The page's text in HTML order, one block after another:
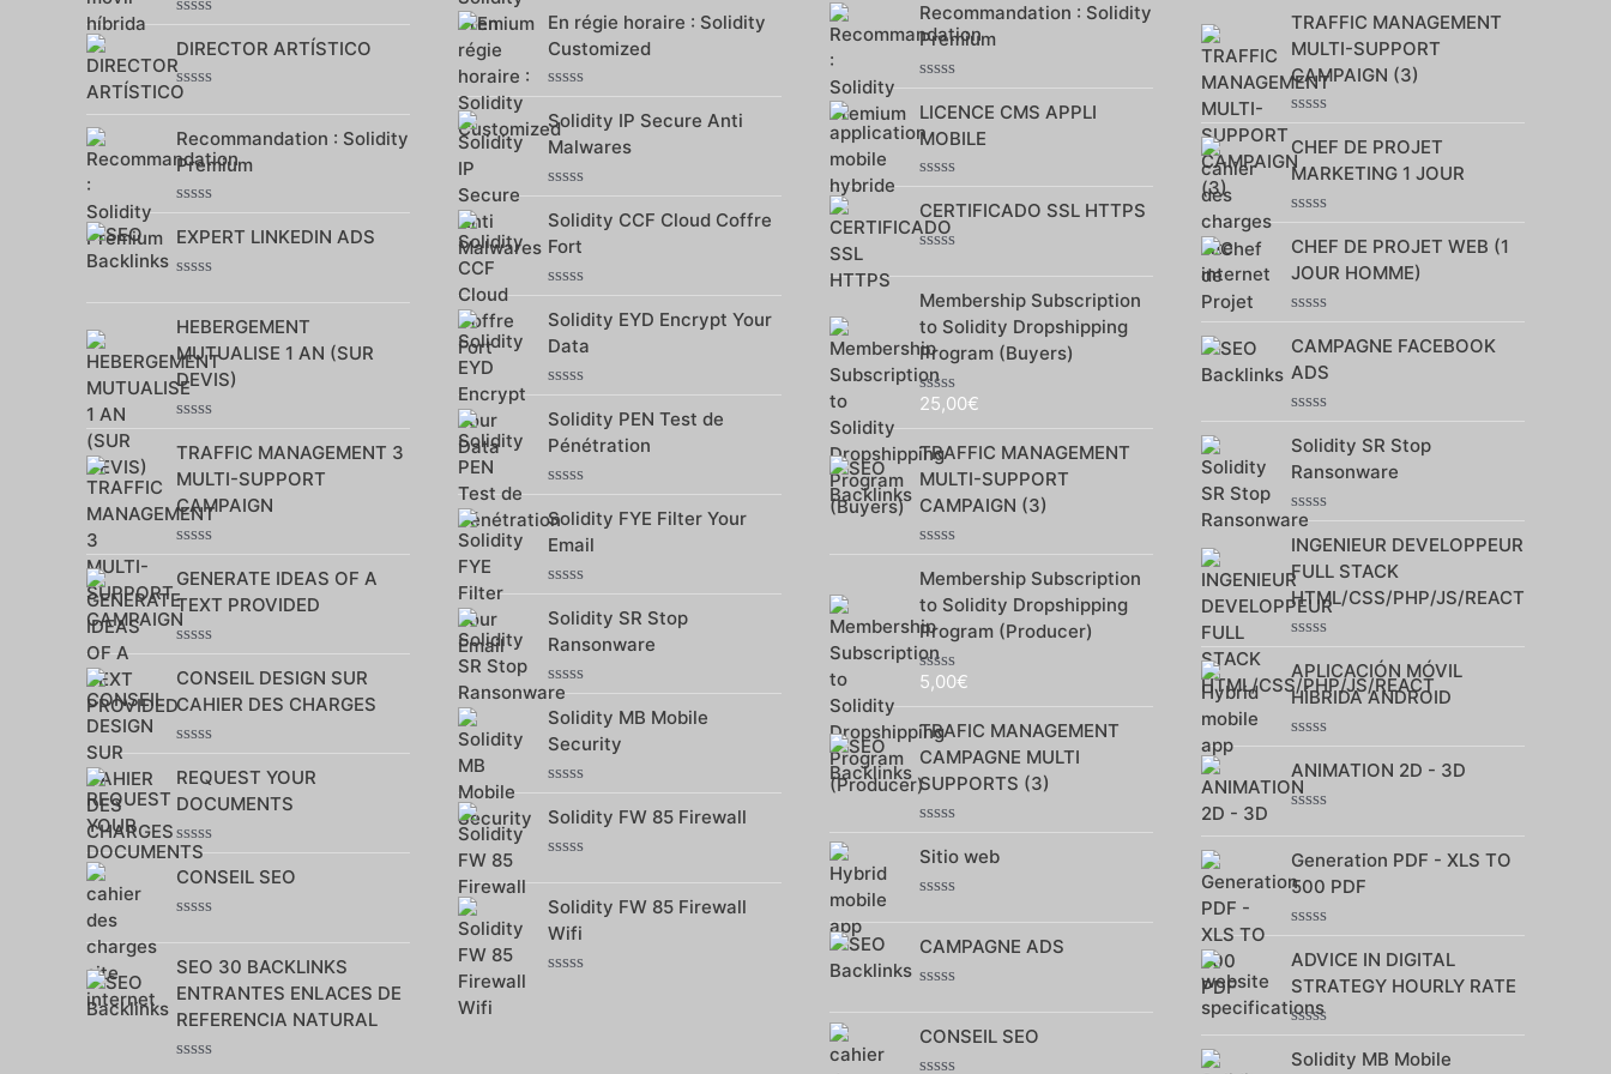
0
sur
5
DIRECTOR ARTÍSTICO
Note
sur
5
Recommandation : Solidity
Premium
0
5
EXPERT LINKEDIN ADS
sur
5
HEBERGEMENT
MUTUALISE 1 AN (SUR
DEVIS)
0
sur
5
TRAFFIC MANAGEMENT 3
MULTI-SUPPORT
CAMPAIGN
0
sur
5
GENERATE IDEAS OF A
TEXT PROVIDED
0
sur
5
CONSEIL DESIGN SUR
CAHIER DES CHARGES
0
sur
5
REQUEST YOUR
DOCUMENTS
Note
0
5
CONSEIL SEO
sur
5
SEO 30 BACKLINKS
ENTRANTES ENLACES DE
REFERENCIA NATURAL
0
sur
5
En régie horaire : Solidity
Customized
0
sur
5
Solidity IP Secure Anti
Malwares
0
sur
5
Solidity CCF Cloud Coffre
Fort
0
sur
5
Solidity EYD Encrypt Your
Data
0
sur
5
Solidity PEN Test de
Pénétration
0
sur
5
Solidity FYE Filter Your
Email
0
sur
5
Solidity SR Stop
Ransonware
Note
0
sur
5
Solidity MB Mobile
Security
0
5
Solidity FW 85 Firewall
sur
5
Solidity FW 85 Firewall
Wifi
sur
5
Recommandation : Solidity
Premium
0
sur
5
LICENCE CMS APPLI
MOBILE
0
sur
5
CERTIFICADO SSL HTTPS
sur
5
Membership Subscription
to Solidity Dropshipping
Program (Buyers)
Note
sur
5
25,00€
TRAFFIC MANAGEMENT
MULTI-SUPPORT
CAMPAIGN (3)
0
sur
5
Membership Subscription
to Solidity Dropshipping
Program (Producer)
Note
sur
5
5,00€
TRAFIC MANAGEMENT
CAMPAGNE MULTI
SUPPORTS (3)
0
5
Sitio web
sur
CAMPAGNE ADS
sur
CONSEIL SEO
0
sur
5
TRAFFIC MANAGEMENT
MULTI-SUPPORT
CAMPAIGN (3)
0
sur
5
CHEF DE PROJET
MARKETING 1 JOUR
0
sur
5
CHEF DE PROJET WEB (1
JOUR HOMME)
0
sur
5
CAMPAGNE FACEBOOK
ADS
0
sur
5
Solidity SR Stop
Ransonware
Note
0
sur
5
INGENIEUR DEVELOPPEUR
FULL STACK
HTML/CSS/PHP/JS/REACT
0
sur
5
APLICACIÓN MÓVIL
HÍBRIDA ANDROID
0
sur
5
ANIMATION 2D - 3D
sur
5
Generation PDF - XLS TO
500 PDF
0
sur
5
ADVICE IN DIGITAL
STRATEGY HOURLY RATE
0
Solidity MB Mobile